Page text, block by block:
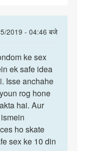
2019 - 04:46 बजे
ke sex
ek safe idea
Isse anchahe
rog hone
hai. Aur
ho skate
sex ke 10 din